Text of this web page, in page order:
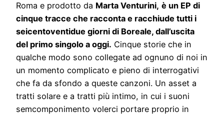
Roma e prodotto da Marta Venturini, è un EP di
cinque tracce che racconta e racchiude tutti i
seicentoventidue giorni di Boreale, dall’uscita
del primo singolo a oggi. Cinque storie che in
qualche modo sono collegate ad ognuno di noi in
un momento complicato e pieno di interrogativi
che fa da sfondo a queste canzoni. Un asset a
tratti solare e a tratti più intimo, in cui i suoni
semcomponimento volerci portare proprio in